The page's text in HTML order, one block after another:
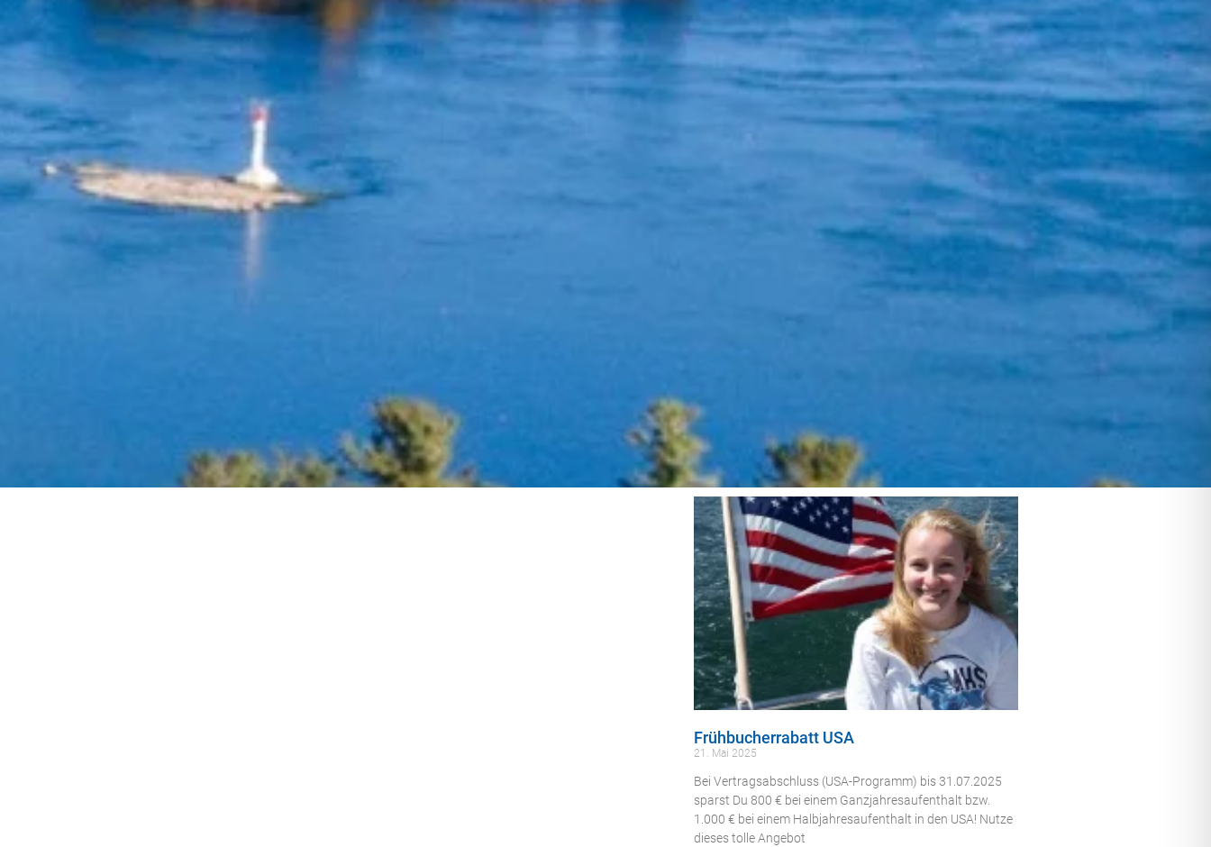
Frühbucherrabatt USA
21. Mai 2025
Bei Vertragsabschluss (USA-Programm) bis 31.07.2025
sparst Du 800 € bei einem Ganzjahresaufenthalt bzw.
1.000 € bei einem Halbjahresaufenthalt in den USA! Nutze
dieses tolle Angebot